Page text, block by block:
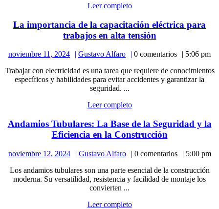
Leer completoLeer
La importancia de la capacitación eléctrica para
trabajos en alta tensiónLa
de
la
capacitación
en
alta
tensión
noviembre 11, 2024
noviembre
2024
Gustavo Alfaro
Gustavo
0 comentarios
5:06 pm
Trabajar con electricidad es una tarea que requiere de conocimientos
específicos y habilidades para evitar accidentes y garantizar la
seguridad. ...
Leer completoLeer
Andamios Tubulares: La Base de la Seguridad y la
Eficiencia en la ConstrucciónAndamios
La
Base
de
noviembre 12, 2024
noviembre
2024
Gustavo Alfaro
Gustavo
0 comentarios
5:00 pm
Los andamios tubulares son una parte esencial de la construcción
moderna. Su versatilidad, resistencia y facilidad de montaje los
convierten ...
Leer completoLeer